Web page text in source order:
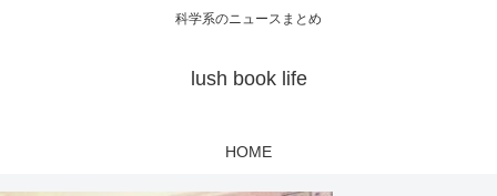
科学系のニュースまとめ
lush book life
HOME